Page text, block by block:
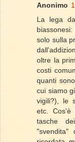
Anonimo
La lega
solo sulla
oltre la
costi
quanti
cui siamo
vigili?), le
etc.
tasche